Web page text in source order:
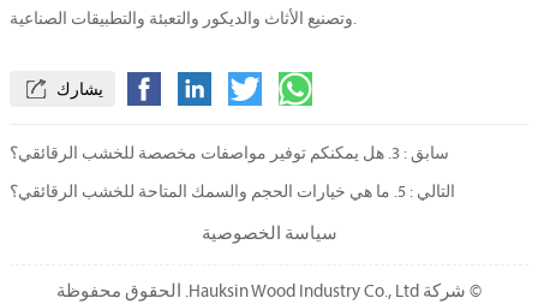
وتصنيع الأثاث والديكور والتعبئة والتطبيقات الصناعية.
 يشارك
سابق : 3. هل يمكنكم توفير مواصفات مخصصة للخشب الرقائقي؟
التالي : 5. ما هي خيارات الحجم والسمك المتاحة للخشب الرقائقي؟
سياسة الخصوصية
© شركة Hauksin Wood Industry Co., Ltd. الحقوق محفوظة